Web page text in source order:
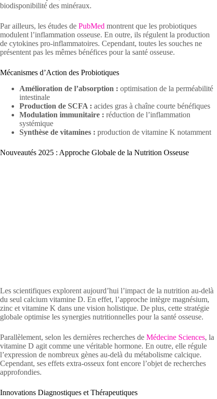
biodisponibilité des minéraux.
Par ailleurs, les études de PubMed montrent que les probiotiques
modulent l’inflammation osseuse. En outre, ils régulent la production
de cytokines pro-inflammatoires. Cependant, toutes les souches ne
présentent pas les mêmes bénéfices pour la santé osseuse.
Mécanismes d’Action des Probiotiques
Amélioration de l’absorption : optimisation de la perméabilité
intestinale
Production de SCFA : acides gras à chaîne courte bénéfiques
Modulation immunitaire : réduction de l’inflammation
systémique
Synthèse de vitamines : production de vitamine K notamment
Nouveautés 2025 : Approche Globale de la Nutrition Osseuse
Les scientifiques explorent aujourd’hui l’impact de la nutrition au-delà
du seul calcium vitamine D. En effet, l’approche intègre magnésium,
zinc et vitamine K dans une vision holistique. De plus, cette stratégie
globale optimise les synergies nutritionnelles pour la santé osseuse.
Parallèlement, selon les dernières recherches de Médecine Sciences, la
vitamine D agit comme une véritable hormone. En outre, elle régule
l’expression de nombreux gènes au-delà du métabolisme calcique.
Cependant, ses effets extra-osseux font encore l’objet de recherches
approfondies.
Innovations Diagnostiques et Thérapeutiques